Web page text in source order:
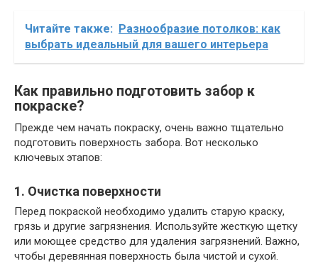
Читайте также: Разнообразие потолков: как
выбрать идеальный для вашего интерьера
Как правильно подготовить забор к
покраске?
Прежде чем начать покраску, очень важно тщательно
подготовить поверхность забора. Вот несколько
ключевых этапов:
1. Очистка поверхности
Перед покраской необходимо удалить старую краску,
грязь и другие загрязнения. Используйте жесткую щетку
или моющее средство для удаления загрязнений. Важно,
чтобы деревянная поверхность была чистой и сухой.